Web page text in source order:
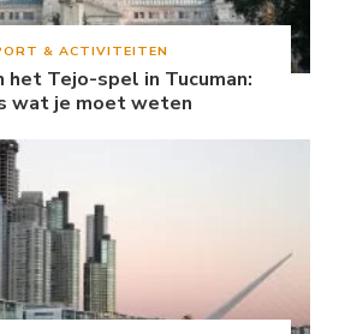
& ACTIVITEITEN
het Tejo-spel in Tucuman:
wat je moet weten